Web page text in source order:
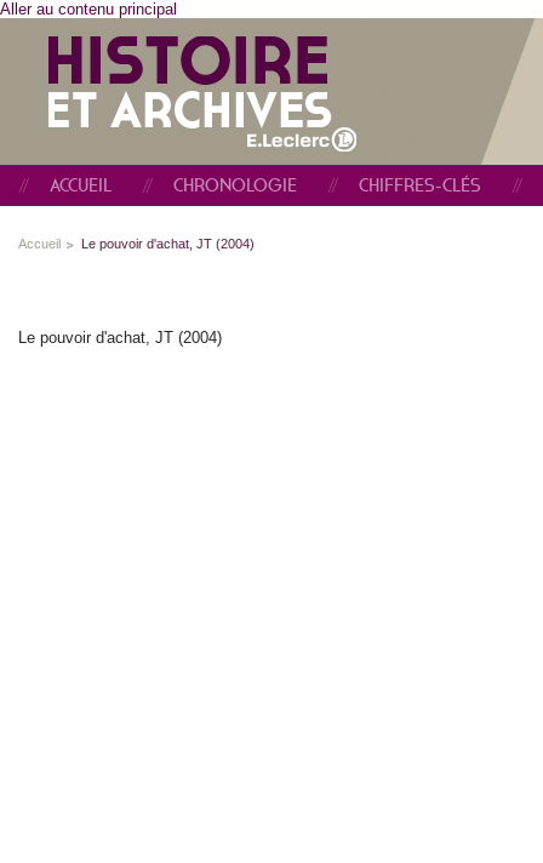
Aller au contenu principal
ACCUEIL CHRONOLOGIE CHIFFRES-CLÉS
Accueil Le pouvoir d'achat, JT (2004)
Le pouvoir d'achat, JT (2004)